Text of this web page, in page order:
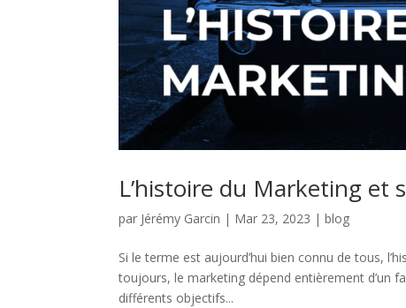
L’histoire du Marketing et
par Jérémy Garcin | Mar 23, 2023 |blog
Si le terme est aujourd’hui bien connu de tous,
toujours, le marketing dépend entièrement d’un
différents objectifs...